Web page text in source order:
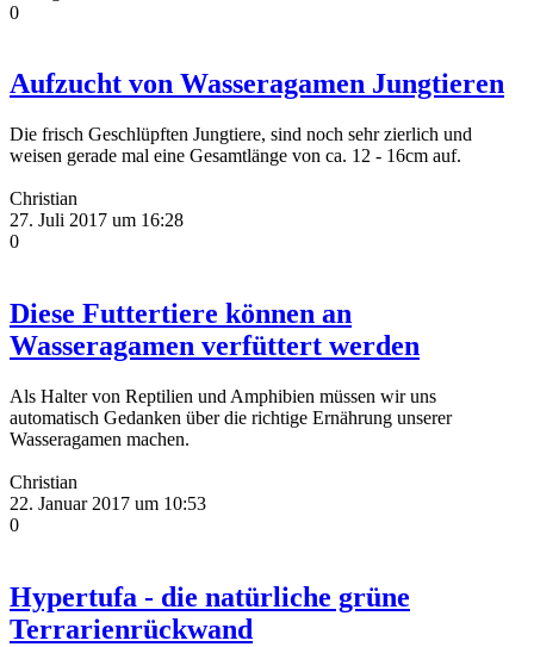
0
Aufzucht von Wasseragamen Jungtieren
Die frisch Geschlüpften Jungtiere, sind noch sehr zierlich und
weisen gerade mal eine Gesamtlänge von ca. 12 - 16cm auf.
Christian
27. Juli 2017 um 16:28
0
Diese Futtertiere können an
Wasseragamen verfüttert werden
Als Halter von Reptilien und Amphibien müssen wir uns
automatisch Gedanken über die richtige Ernährung unserer
Wasseragamen machen.
Christian
22. Januar 2017 um 10:53
0
Hypertufa - die natürliche grüne
Terrarienrückwand